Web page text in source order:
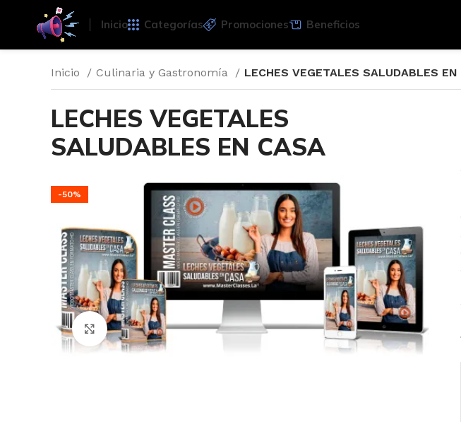
Inicio Categorías Promociones Beneficios
Inicio Culinaria y Gastronomía LECHES VEGETALES SALUDABLES EN
LECHES VEGETALES
SALUDABLES EN CASA
-50%
Click para agrandar